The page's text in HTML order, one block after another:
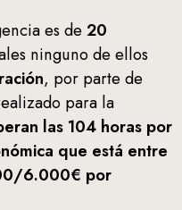
es de20
ninguno de ellos
, por parte de
para la
las 104 horas por
que está entre
6.000€ por